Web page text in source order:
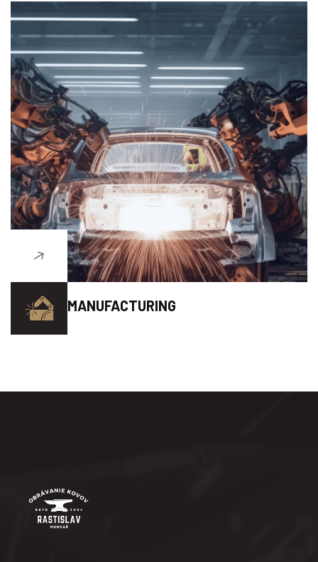
MANUFACTURING